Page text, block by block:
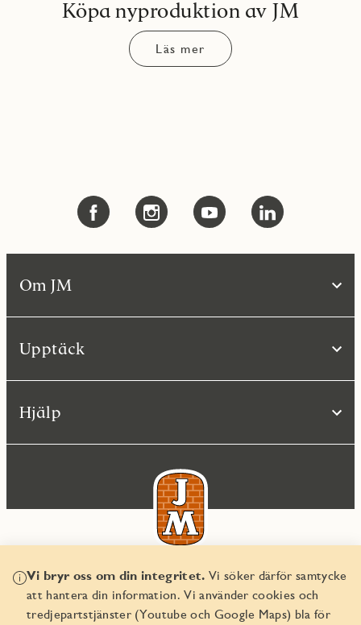
Köpa nyproduktion av JM
Läs mer
Vi bryr oss om din integritet. Vi söker därför samtycke
att hantera din information. Vi använder cookies och
tredjepartstjänster (Youtube och Google Maps) bla för
Om JM
Upptäck
Hjälp
© JM AB 2026
Organisationsnummer 556045-2103